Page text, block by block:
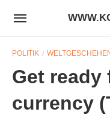
POLITIK
Get ready
currency